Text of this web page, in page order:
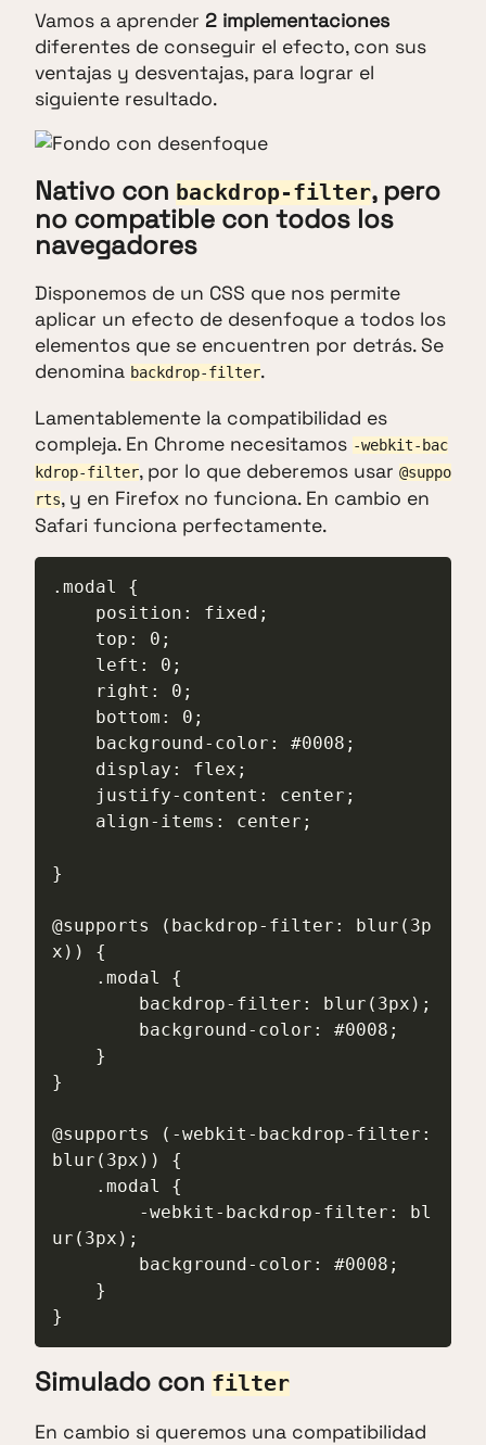
Vamos a aprender 2 implementaciones
diferentes de conseguir el efecto, con sus
ventajas y desventajas, para lograr el
siguiente resultado.
Nativo con backdrop-filter, pero
no compatible con todos los
navegadores
Disponemos de un CSS que nos permite
aplicar un efecto de desenfoque a todos los
elementos que se encuentren por detrás. Se
denomina backdrop-filter.
Lamentablemente la compatibilidad es
compleja. En Chrome necesitamos -webkit-bac
kdrop-filter, por lo que deberemos usar @suppo
rts, y en Firefox no funciona. En cambio en
Safari funciona perfectamente.
.modal {
}
@supports (backdrop-filter: blur(3p
x)) {
}
@supports (-webkit-backdrop-filter:
blur(3px)) {
ur(3px);
}
Simulado con filter
En cambio si queremos una compatibilidad